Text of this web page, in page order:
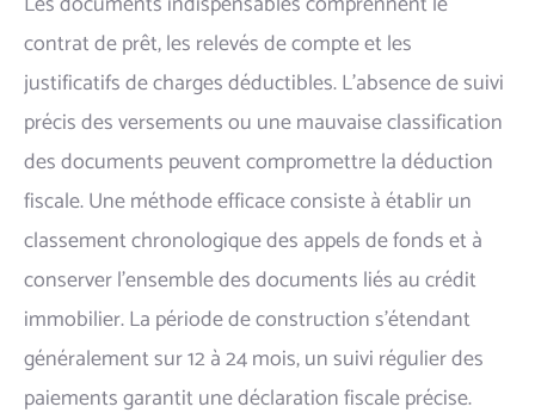
contrat de prêt, les relevés de compte et les
justificatifs de charges déductibles. L'absence de suivi
précis des versements ou une mauvaise classification
des documents peuvent compromettre la déduction
fiscale. Une méthode efficace consiste à établir un
classement chronologique des appels de fonds et à
conserver l'ensemble des documents liés au crédit
immobilier. La période de construction s'étendant
généralement sur 12 à 24 mois, un suivi régulier des
paiements garantit une déclaration fiscale précise.